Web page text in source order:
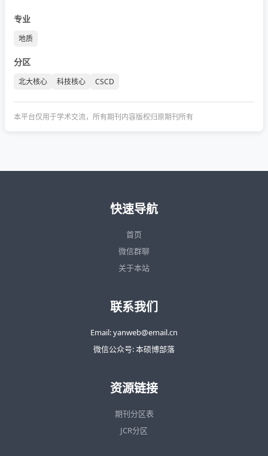
专业
地质
分区
北大核心 科技核心 CSCD
本平台仅用于学术交流，所有期刊内容版权归原期刊所有
快速导航
首页
微信群聊
关于本站
联系我们
Email: yanweb@email.cn
微信公众号: 本硕博部落
资源链接
期刊分区表
JCR分区